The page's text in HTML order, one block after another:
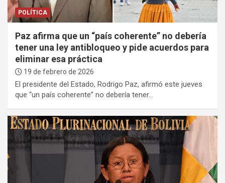
POLÍTICA
Paz afirma que un “país coherente” no debería
tener una ley antibloqueo y pide acuerdos para
eliminar esa práctica
19 de febrero de 2026
El presidente del Estado, Rodrigo Paz, afirmó este jueves
que “un país coherente” no debería tener…